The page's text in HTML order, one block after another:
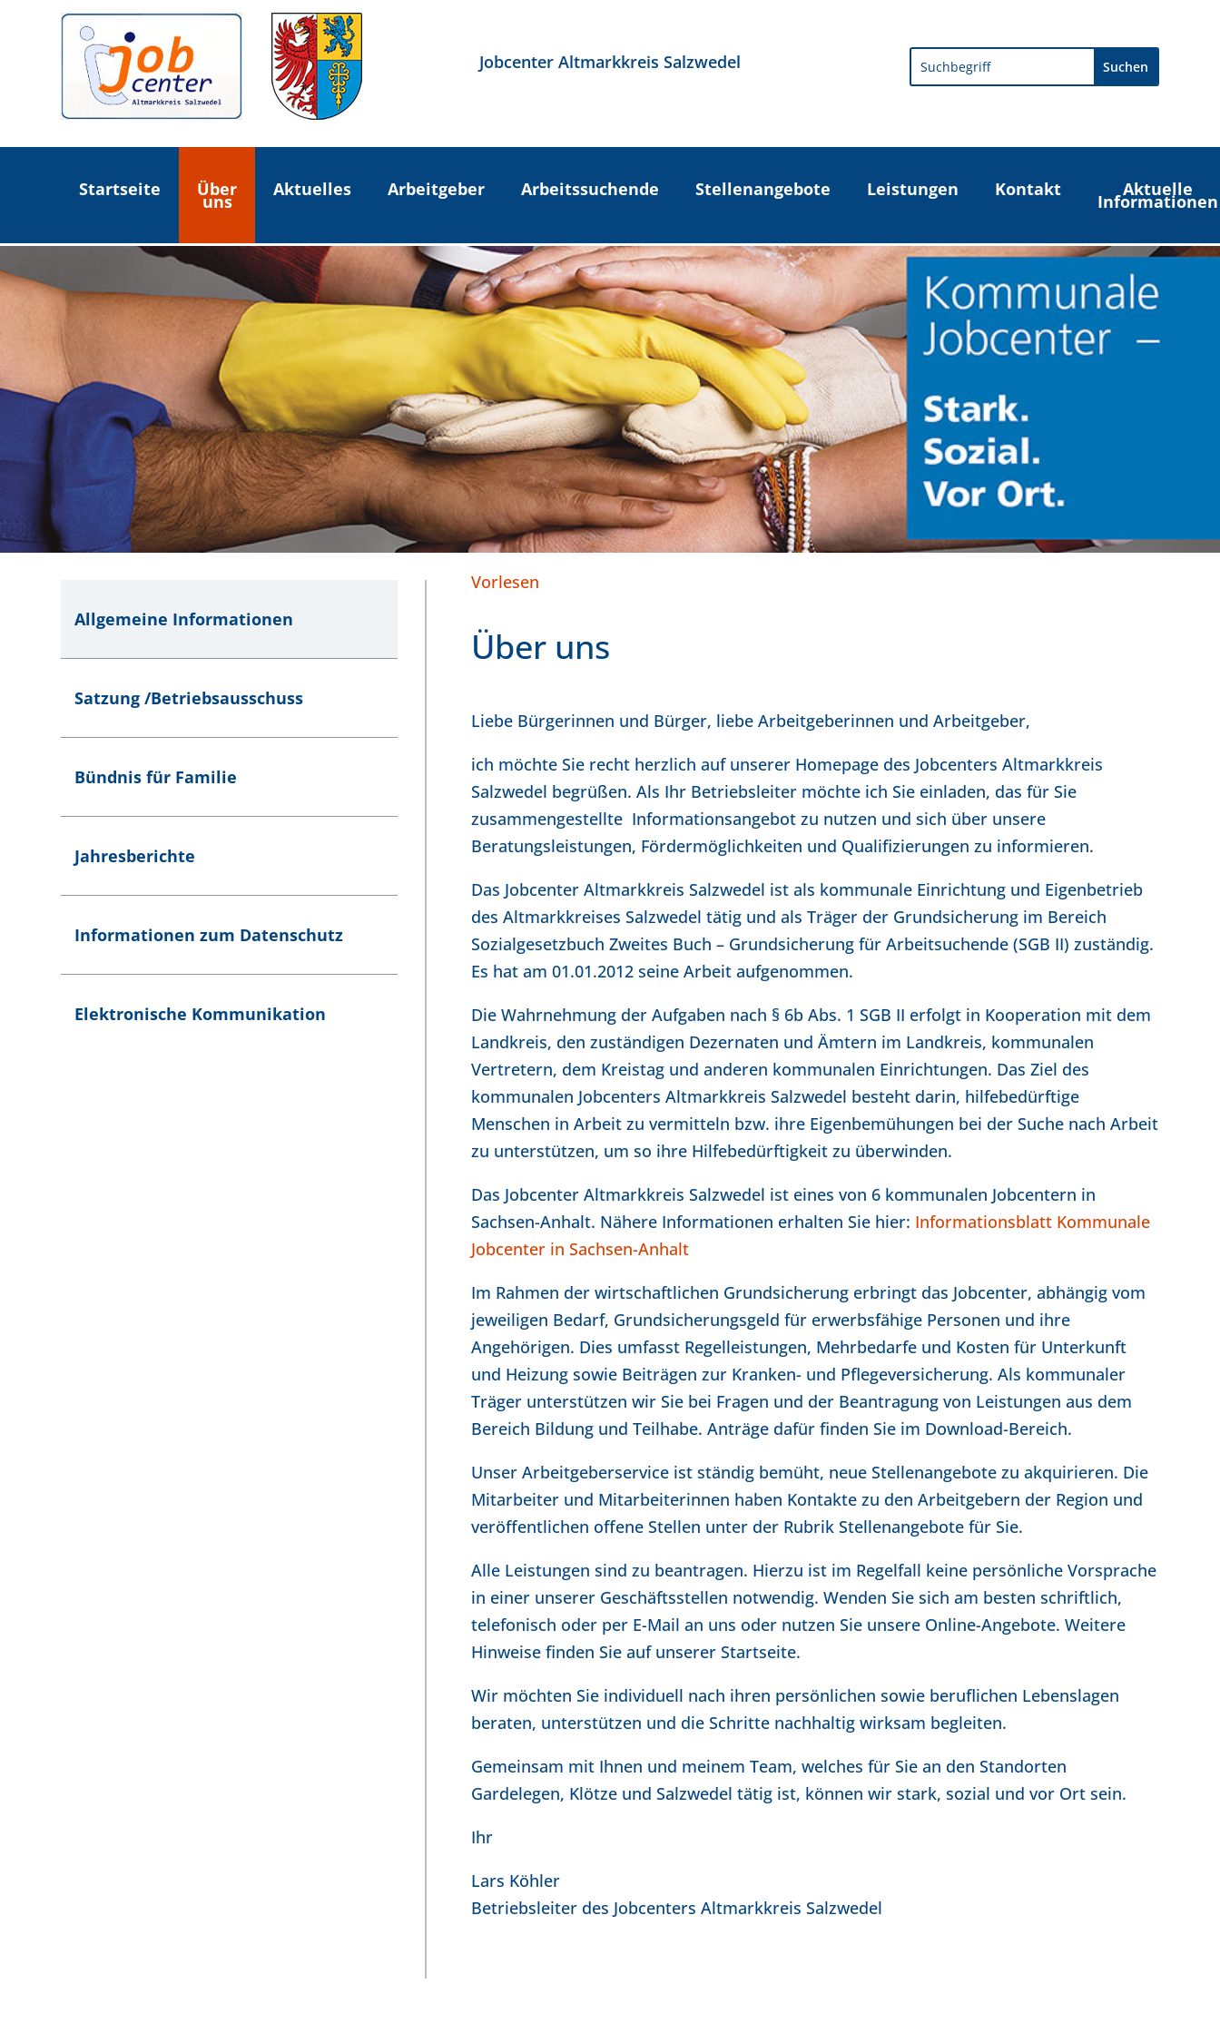
Jobcenter Altmarkkreis Salzwedel Search
Startseite Über
uns
Aktuelles Arbeitgeber Arbeitssuchende Stellenangebote Leistungen Kontakt Aktuelle
Informationen
Allgemeine Informationen
Satzung /Betriebsausschuss
Bündnis für Familie
Jahresberichte
Informationen zum Datenschutz
Elektronische Kommunikation
Vorlesen
Über uns
Liebe Bürgerinnen und Bürger, liebe Arbeitgeberinnen und Arbeitgeber,
ich möchte Sie recht herzlich auf unserer Homepage des Jobcenters Altmarkkreis
Salzwedel begrüßen. Als Ihr Betriebsleiter möchte ich Sie einladen, das für Sie
zusammengestellte Informationsangebot zu nutzen und sich über unsere
Beratungsleistungen, Fördermöglichkeiten und Qualifizierungen zu informieren.
Das Jobcenter Altmarkkreis Salzwedel ist als kommunale Einrichtung und Eigenbetrieb
des Altmarkkreises Salzwedel tätig und als Träger der Grundsicherung im Bereich
Sozialgesetzbuch Zweites Buch – Grundsicherung für Arbeitsuchende (SGB II) zuständig.
Es hat am 01.01.2012 seine Arbeit aufgenommen.
Die Wahrnehmung der Aufgaben nach § 6b Abs. 1 SGB II erfolgt in Kooperation mit dem
Landkreis, den zuständigen Dezernaten und Ämtern im Landkreis, kommunalen
Vertretern, dem Kreistag und anderen kommunalen Einrichtungen. Das Ziel des
kommunalen Jobcenters Altmarkkreis Salzwedel besteht darin, hilfebedürftige
Menschen in Arbeit zu vermitteln bzw. ihre Eigenbemühungen bei der Suche nach Arbeit
zu unterstützen, um so ihre Hilfebedürftigkeit zu überwinden.
Das Jobcenter Altmarkkreis Salzwedel ist eines von 6 kommunalen Jobcentern in
Sachsen-Anhalt. Nähere Informationen erhalten Sie hier: Informationsblatt Kommunale
Jobcenter in Sachsen-Anhalt
Im Rahmen der wirtschaftlichen Grundsicherung erbringt das Jobcenter, abhängig vom
jeweiligen Bedarf, Grundsicherungsgeld für erwerbsfähige Personen und ihre
Angehörigen. Dies umfasst Regelleistungen, Mehrbedarfe und Kosten für Unterkunft
und Heizung sowie Beiträgen zur Kranken- und Pflegeversicherung. Als kommunaler
Träger unterstützen wir Sie bei Fragen und der Beantragung von Leistungen aus dem
Bereich Bildung und Teilhabe. Anträge dafür finden Sie im Download-Bereich.
Unser Arbeitgeberservice ist ständig bemüht, neue Stellenangebote zu akquirieren. Die
Mitarbeiter und Mitarbeiterinnen haben Kontakte zu den Arbeitgebern der Region und
veröffentlichen offene Stellen unter der Rubrik Stellenangebote für Sie.
Alle Leistungen sind zu beantragen. Hierzu ist im Regelfall keine persönliche Vorsprache
in einer unserer Geschäftsstellen notwendig. Wenden Sie sich am besten schriftlich,
telefonisch oder per E-Mail an uns oder nutzen Sie unsere Online-Angebote. Weitere
Hinweise finden Sie auf unserer Startseite.
Wir möchten Sie individuell nach ihren persönlichen sowie beruflichen Lebenslagen
beraten, unterstützen und die Schritte nachhaltig wirksam begleiten.
Gemeinsam mit Ihnen und meinem Team, welches für Sie an den Standorten
Gardelegen, Klötze und Salzwedel tätig ist, können wir stark, sozial und vor Ort sein.
Ihr
Lars Köhler
Betriebsleiter des Jobcenters Altmarkkreis Salzwedel